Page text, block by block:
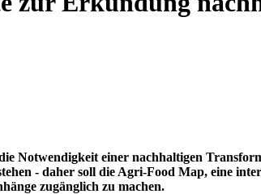
Notwendigkeit einer nachhaltigen
- daher soll die Agri-Food Map, eine
zugänglich zu machen.